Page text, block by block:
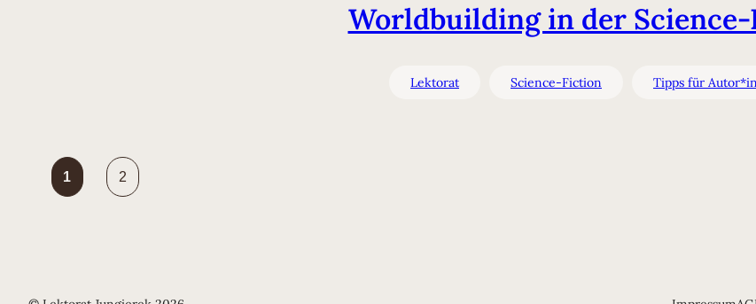
Worldbuilding in der
Lektorat Science-Fiction Tipps für
1 2